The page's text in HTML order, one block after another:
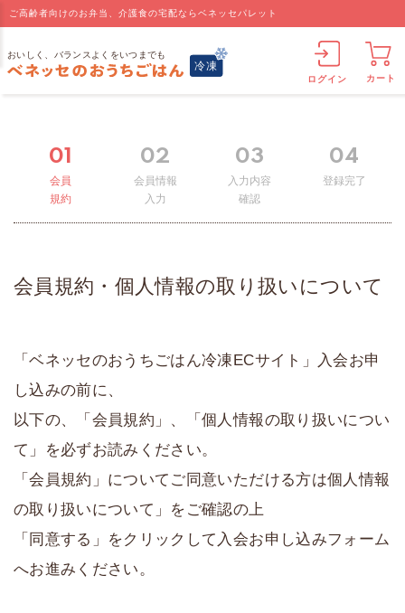
ご高齢者向けのお弁当、介護食の宅配ならベネッセパレット
ログイン カート
01
会員
規約
02
会員情報
入力
03
入力内容
確認
04
登録完了
会員規約・個人情報の取り扱いについて
「ベネッセのおうちごはん冷凍ECサイト」入会お申
し込みの前に、
以下の、「会員規約」、「個人情報の取り扱いについ
て」を必ずお読みください。
「会員規約」についてご同意いただける方は個人情報
の取り扱いについて」をご確認の上
「同意する」をクリックして入会お申し込みフォーム
へお進みください。